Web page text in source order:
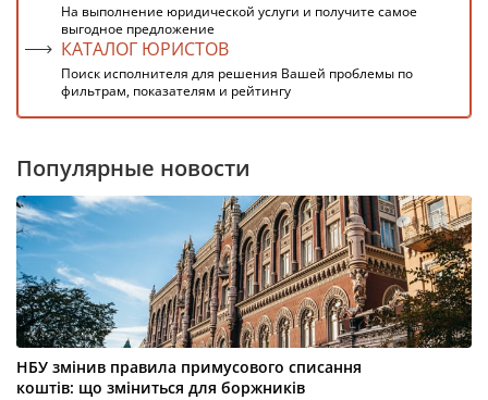
На выполнение юридической услуги и получите самое
выгодное предложение
КАТАЛОГ ЮРИСТОВ
Поиск исполнителя для решения Вашей проблемы по
фильтрам, показателям и рейтингу
Популярные новости
НБУ змінив правила примусового списання
коштів: що зміниться для боржників